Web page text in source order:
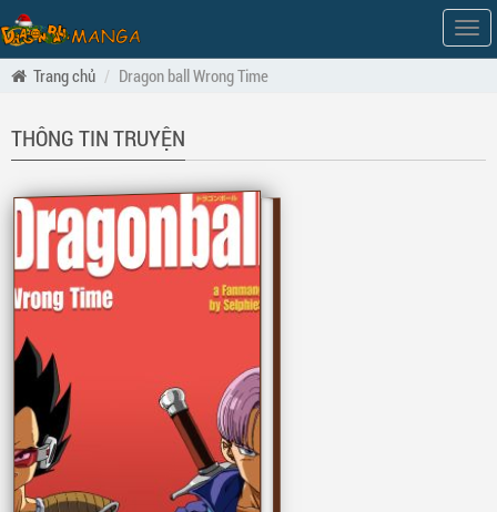
Hiện
Trang chủ
Dragon ball Wrong Time
THÔNG TIN TRUYỆN